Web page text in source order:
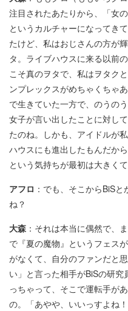
注目されたあたりから、「女
というカルチャーになってき
たけど、私はおじさんの方が
タ。ライブハウスに来る以前
こそ真のヲタで、私はヲタク
ンプレックスがめちゃくちゃ
で生きていた一方で、のうの
女子が言い出したことに対し
たのね。しかも、アイドルが
ハウスにも進出したもんだか
という気持ちが最初は大きく
アフロ ：でも、そこからBiS
ね？
大森 ：それは本当に偶然で、
で『夏の魔物』というフェス
がなくて、自分のファンだと
い」と言った相手がBiSの研
っちゃって、そこで運転手が
の。「あやや、いいっすよね